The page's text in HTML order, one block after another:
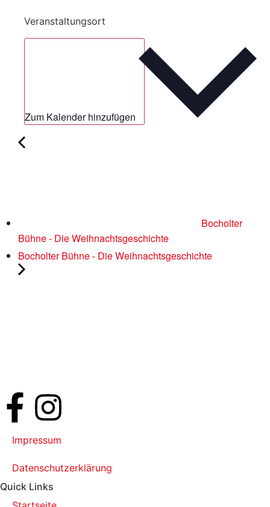
Veranstaltungsort
Zum Kalender hinzufügen
Bocholter
Bühne - Die Weihnachtsgeschichte
Bocholter Bühne - Die Weihnachtsgeschichte
Impressum
Datenschutzerklärung
Quick Links